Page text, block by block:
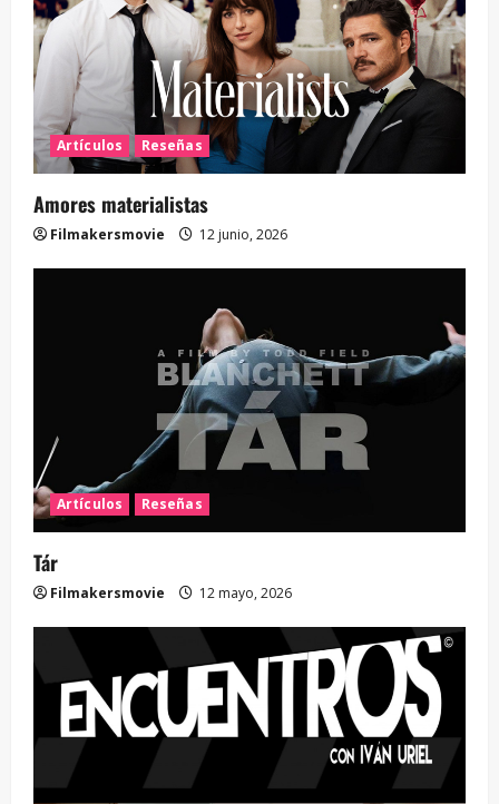
Artículos Reseñas
Amores materialistas
Filmakersmovie 12 junio, 2026
Artículos Reseñas
Tár
Filmakersmovie 12 mayo, 2026